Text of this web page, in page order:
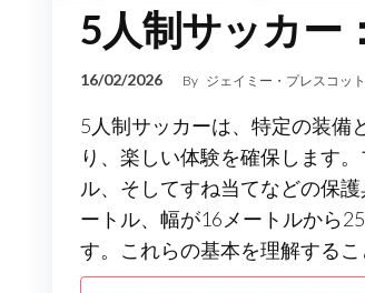
5人制サッカー
16/02/2026 By ジェイミー・プレスコット
5人制サッカーは、特定の装備
り、楽しい体験を確保します
ル、そしてすね当てなどの保
ートル、幅が16メートルから
す。これらの基本を理解する